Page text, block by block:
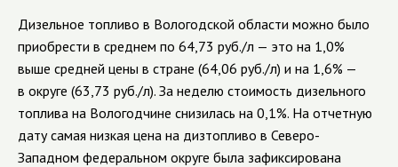
Дизельное топливо в Вологодской области можно было
приобрести в среднем по 64,73 руб./л — это на 1,0%
выше средней цены в стране (64,06 руб./л) и на 1,6% —
в округе (63,73 руб./л). За неделю стоимость дизельного
топлива на Вологодчине снизилась на 0,1%. На отчетную
дату самая низкая цена на дизтопливо в Северо-
Западном федеральном округе была зафиксирована